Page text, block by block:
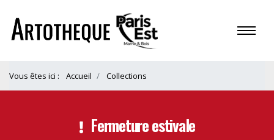
Vous êtes ici : Accueil Collections
Fermeture estivale